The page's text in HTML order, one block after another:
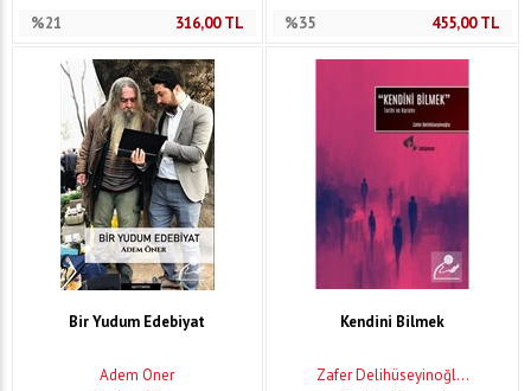
%21
316,00TL
%35
455,00TL
Bir Yudum Edebiyat
Adem Öner
Kendini Bilmek
Zafer Delihüseyinoğl...